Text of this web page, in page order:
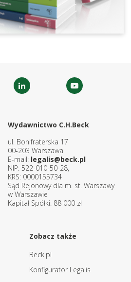
Wydawnictwo C.H.Beck
ul. Bonifraterska 17
00-203 Warszawa
E-mail: legalis@beck.pl
NIP: 522-010-50-28,
KRS: 0000155734
Sąd Rejonowy dla m. st. Warszawy
w Warszawie
Kapitał Spółki: 88 000 zł
Zobacz także
Beck.pl
Konfigurator Legalis